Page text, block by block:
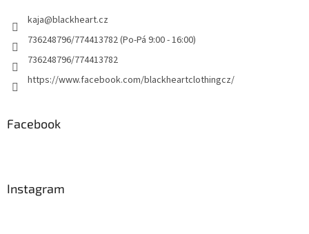
kaja@blackheart.cz
736248796/774413782 (Po-Pá 9:00 - 16:00)
736248796/774413782
https://www.facebook.com/blackheartclothingcz/
Facebook
Instagram